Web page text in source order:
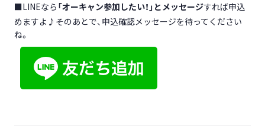
■LINEなら 「オーキャン参加したい！」とメッセージすれば申込
めますよ♪そのあとで、申込確認メッセージを待ってください
ね。